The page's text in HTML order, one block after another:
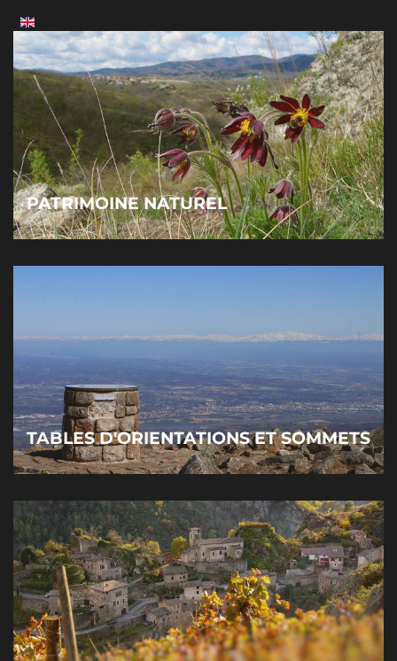
PATRIMOINE NATUREL
TABLES D'ORIENTATIONS ET SOMMETS